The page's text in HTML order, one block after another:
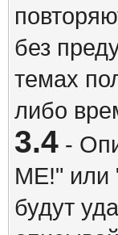
без
темах
либо
3.4-
ME!"
будут